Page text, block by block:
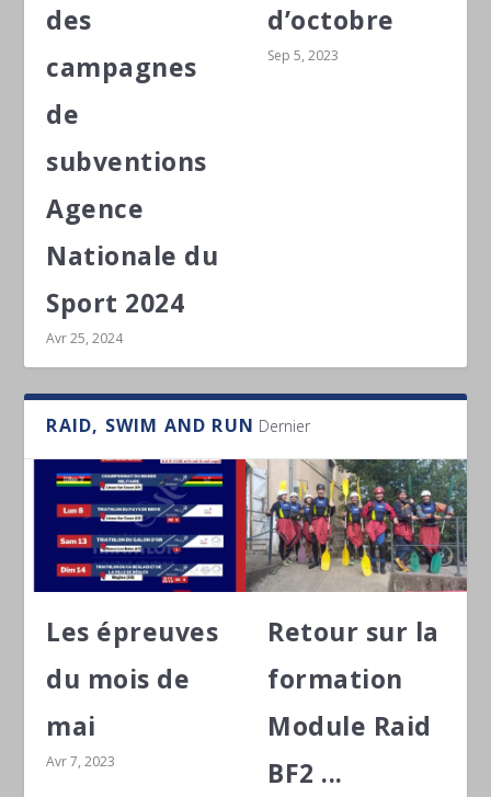
des
campagnes
de
subventions
Agence
Nationale du
Sport 2024
Avr 25, 2024
d’octobre
Sep 5, 2023
RAID, SWIM AND RUN Dernier
Les épreuves
du mois de
mai
Avr 7, 2023
Retour sur la
formation
Module Raid
BF2 ...